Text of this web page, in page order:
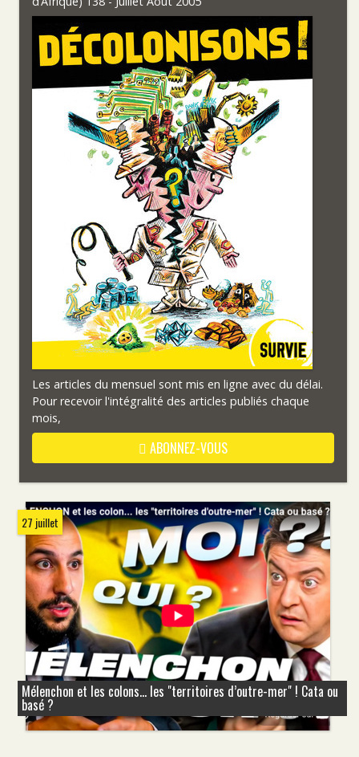
Les articles du mensuel sont mis en ligne avec du délai.
Pour recevoir l'intégralité des articles publiés chaque
mois,
ABONNEZ-VOUS
27 juillet
Mélenchon et les colons... les "territoires d’outre-mer" ! Cata ou
basé ?